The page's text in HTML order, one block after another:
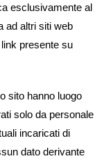
esclusivamente al
ad altri siti web
presente su
sito hanno luogo
solo da personale
incaricati di
dato derivante